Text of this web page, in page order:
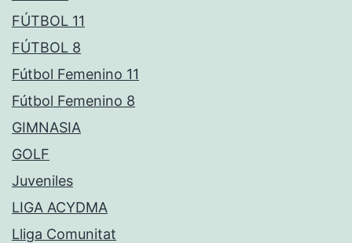
FÚTBOL 11
FÚTBOL 8
Fútbol Femenino 11
Fútbol Femenino 8
GIMNASIA
GOLF
Juveniles
LIGA ACYDMA
Lliga Comunitat